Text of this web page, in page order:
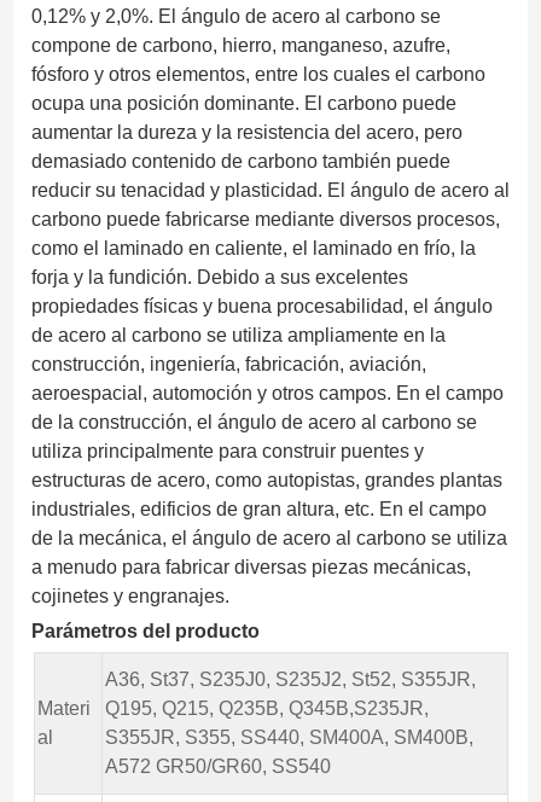
0,12% y 2,0%. El ángulo de acero al carbono se
compone de carbono, hierro, manganeso, azufre,
fósforo y otros elementos, entre los cuales el carbono
ocupa una posición dominante. El carbono puede
aumentar la dureza y la resistencia del acero, pero
demasiado contenido de carbono también puede
reducir su tenacidad y plasticidad. El ángulo de acero al
carbono puede fabricarse mediante diversos procesos,
como el laminado en caliente, el laminado en frío, la
forja y la fundición. Debido a sus excelentes
propiedades físicas y buena procesabilidad, el ángulo
de acero al carbono se utiliza ampliamente en la
construcción, ingeniería, fabricación, aviación,
aeroespacial, automoción y otros campos. En el campo
de la construcción, el ángulo de acero al carbono se
utiliza principalmente para construir puentes y
estructuras de acero, como autopistas, grandes plantas
industriales, edificios de gran altura, etc. En el campo
de la mecánica, el ángulo de acero al carbono se utiliza
a menudo para fabricar diversas piezas mecánicas,
cojinetes y engranajes.
Parámetros del producto
Materi
al
A36, St37, S235J0, S235J2, St52, S355JR,
Q195, Q215, Q235B, Q345B,S235JR,
S355JR, S355, SS440, SM400A, SM400B,
A572 GR50/GR60, SS540